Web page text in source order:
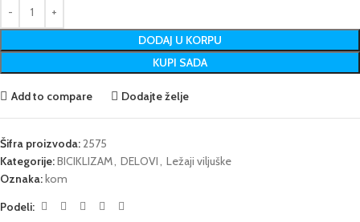
DODAJ U KORPU
KUPI SADA
Add to compare Dodajte želje
Šifra proizvoda:2575
Kategorije:BICIKLIZAM, DELOVI, Ležaji viljuške
Oznaka:kom
Podeli: